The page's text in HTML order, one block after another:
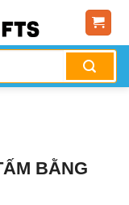
BẰNG